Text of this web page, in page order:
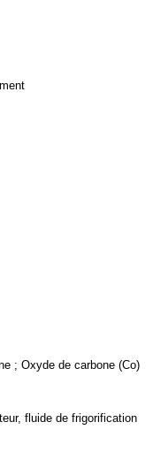
; Oxyde de carbone (Co)
fluide de frigorification